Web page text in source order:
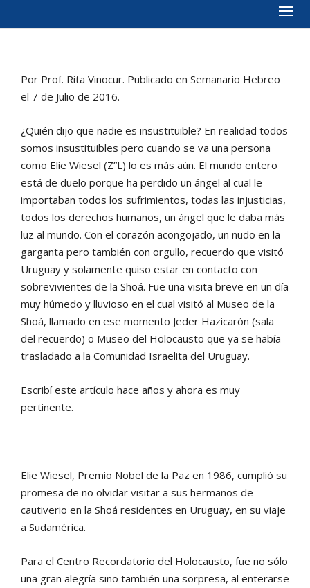
Por Prof. Rita Vinocur. Publicado en Semanario Hebreo
el 7 de Julio de 2016.
¿Quién dijo que nadie es insustituible? En realidad todos
somos insustituibles pero cuando se va una persona
como Elie Wiesel (Z”L) lo es más aún. El mundo entero
está de duelo porque ha perdido un ángel al cual le
importaban todos los sufrimientos, todas las injusticias,
todos los derechos humanos, un ángel que le daba más
luz al mundo. Con el corazón acongojado, un nudo en la
garganta pero también con orgullo, recuerdo que visitó
Uruguay y solamente quiso estar en contacto con
sobrevivientes de la Shoá. Fue una visita breve en un día
muy húmedo y lluvioso en el cual visitó al Museo de la
Shoá, llamado en ese momento Jeder Hazicarón (sala
del recuerdo) o Museo del Holocausto que ya se había
trasladado a la Comunidad Israelita del Uruguay.
Escribí este artículo hace años y ahora es muy
pertinente.
Elie Wiesel, Premio Nobel de la Paz en 1986, cumplió su
promesa de no olvidar visitar a sus hermanos de
cautiverio en la Shoá residentes en Uruguay, en su viaje
a Sudamérica.
Para el Centro Recordatorio del Holocausto, fue no sólo
una gran alegría sino también una sorpresa, al enterarse